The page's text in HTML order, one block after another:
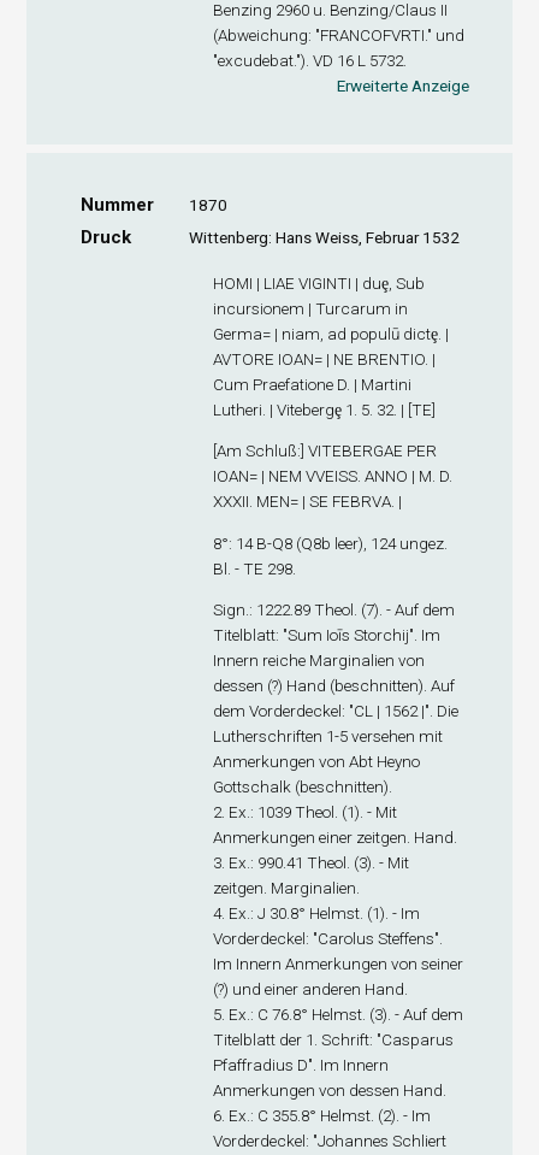
Benzing 2960 u. Benzing/Claus II
(Abweichung: "FRANCOFVRTI." und
"excudebat."). VD 16 L 5732.
Erweiterte Anzeige
Nummer 1870
Druck Wittenberg: Hans Weiss, Februar 1532
HOMI | LIAE VIGINTI | duȩ, Sub
incursionem | Turcarum in
Germa= | niam, ad populū dictȩ. |
AVTORE IOAN= | NE BRENTIO. |
Cum Praefatione D. | Martini
Lutheri. | Vitebergȩ 1. 5. 32. | [TE]
[Am Schluß:] VITEBERGAE PER
IOAN= | NEM VVEISS. ANNO | M. D.
XXXII. MEN= | SE FEBRVA. |
8°: 14B-Q8 (Q8b leer), 124 ungez.
Bl. - TE 298.
Sign.: 1222.89 Theol. (7). - Auf dem
Titelblatt: "Sum Ioīs Storchij". Im
Innern reiche Marginalien von
dessen (?) Hand (beschnitten). Auf
dem Vorderdeckel: "CL | 1562 |". Die
Lutherschriften 1-5 versehen mit
Anmerkungen von Abt Heyno
Gottschalk (beschnitten).
2. Ex.: 1039 Theol. (1). - Mit
Anmerkungen einer zeitgen. Hand.
3. Ex.: 990.41 Theol. (3). - Mit
zeitgen. Marginalien.
4. Ex.: J 30.8° Helmst. (1). - Im
Vorderdeckel: "Carolus Steffens".
Im Innern Anmerkungen von seiner
(?) und einer anderen Hand.
5. Ex.: C 76.8° Helmst. (3). - Auf dem
Titelblatt der 1. Schrift: "Casparus
Pfaffradius D". Im Innern
Anmerkungen von dessen Hand.
6. Ex.: C 355.8° Helmst. (2). - Im
Vorderdeckel: "Johannes Schliert